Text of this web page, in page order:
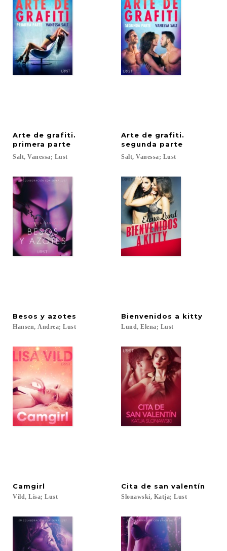
Arte de grafiti.
primera parte
Salt, Vanessa; Lust
Arte de grafiti.
segunda parte
Salt, Vanessa; Lust
Besos y azotes
Hansen, Andrea; Lust
Bienvenidos a kitty
Lund, Elena; Lust
Camgirl
Vild, Lisa; Lust
Cita de san valentín
Slonawski, Katja; Lust